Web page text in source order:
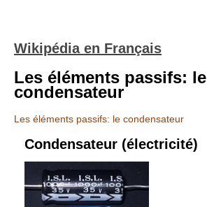
Wikipédia en Français
Les éléments passifs: le
condensateur
Les éléments passifs: le condensateur
Condensateur (électricité)